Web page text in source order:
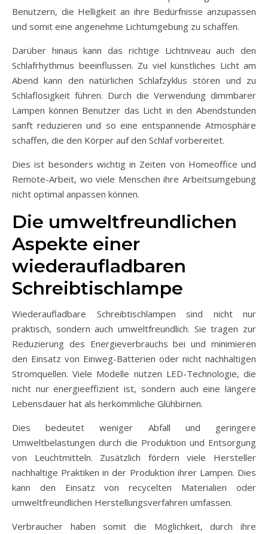
Benutzern, die Helligkeit an ihre Bedürfnisse anzupassen
und somit eine angenehme Lichtumgebung zu schaffen.
Darüber hinaus kann das richtige Lichtniveau auch den
Schlafrhythmus beeinflussen. Zu viel künstliches Licht am
Abend kann den natürlichen Schlafzyklus stören und zu
Schlaflosigkeit führen. Durch die Verwendung dimmbarer
Lampen können Benutzer das Licht in den Abendstunden
sanft reduzieren und so eine entspannende Atmosphäre
schaffen, die den Körper auf den Schlaf vorbereitet.
Dies ist besonders wichtig in Zeiten von Homeoffice und
Remote-Arbeit, wo viele Menschen ihre Arbeitsumgebung
nicht optimal anpassen können.
Die umweltfreundlichen
Aspekte einer
wiederaufladbaren
Schreibtischlampe
Wiederaufladbare Schreibtischlampen sind nicht nur
praktisch, sondern auch umweltfreundlich. Sie tragen zur
Reduzierung des Energieverbrauchs bei und minimieren
den Einsatz von Einweg-Batterien oder nicht nachhaltigen
Stromquellen. Viele Modelle nutzen LED-Technologie, die
nicht nur energieeffizient ist, sondern auch eine längere
Lebensdauer hat als herkömmliche Glühbirnen.
Dies bedeutet weniger Abfall und geringere
Umweltbelastungen durch die Produktion und Entsorgung
von Leuchtmitteln. Zusätzlich fördern viele Hersteller
nachhaltige Praktiken in der Produktion ihrer Lampen. Dies
kann den Einsatz von recycelten Materialien oder
umweltfreundlichen Herstellungsverfahren umfassen.
Verbraucher haben somit die Möglichkeit, durch ihre